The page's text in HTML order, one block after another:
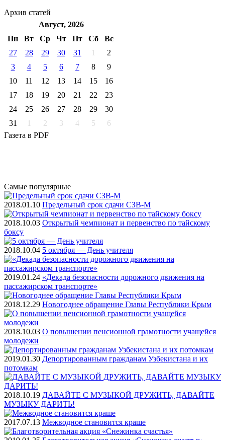
Архив статей
Август, 2026
Пн
Вт Ср Чт Пт Cб
Вс
27
28 29 30 31 1
2
3
4 5 6 7 8
9
10
11 12 13 14 15
16
17
18 19 20 21 22
23
24
25 26 27 28 29
30
31
1 2 3 4 5
6
Газета в PDF
Самые популярные
2018.01.10 Предельный срок сдачи СЗВ-М
2018.10.03 Открытый чемпионат и первенство по тайскому
боксу
2018.10.04 5 октября — День учителя
2019.01.24 «Декада безопасности дорожного движения на
пассажирском транспорте»
2018.12.29 Новогоднее обращение Главы Республики Крым
2018.10.03 О повышении пенсионной грамотности учащейся
молодежи
2019.01.30 Депортированным гражданам Узбекистана и их
потомкам
2018.10.19 ДАВАЙТЕ С МУЗЫКОЙ ДРУЖИТЬ, ДАВАЙТЕ
МУЗЫКУ ДАРИТЬ!
2017.07.13 Межводное становится краше